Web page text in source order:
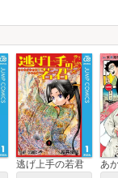
逃げ上手の若君 あ